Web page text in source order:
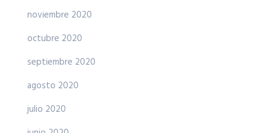
noviembre 2020
octubre 2020
septiembre 2020
agosto 2020
julio 2020